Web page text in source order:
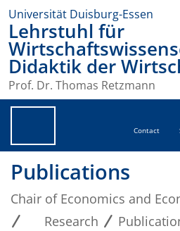
Universität Duisburg-Essen
Lehrstuhl für
Didaktik der
Prof. Dr. Thomas Retzmann
Contact
Publications
Chair of Economics and
Research